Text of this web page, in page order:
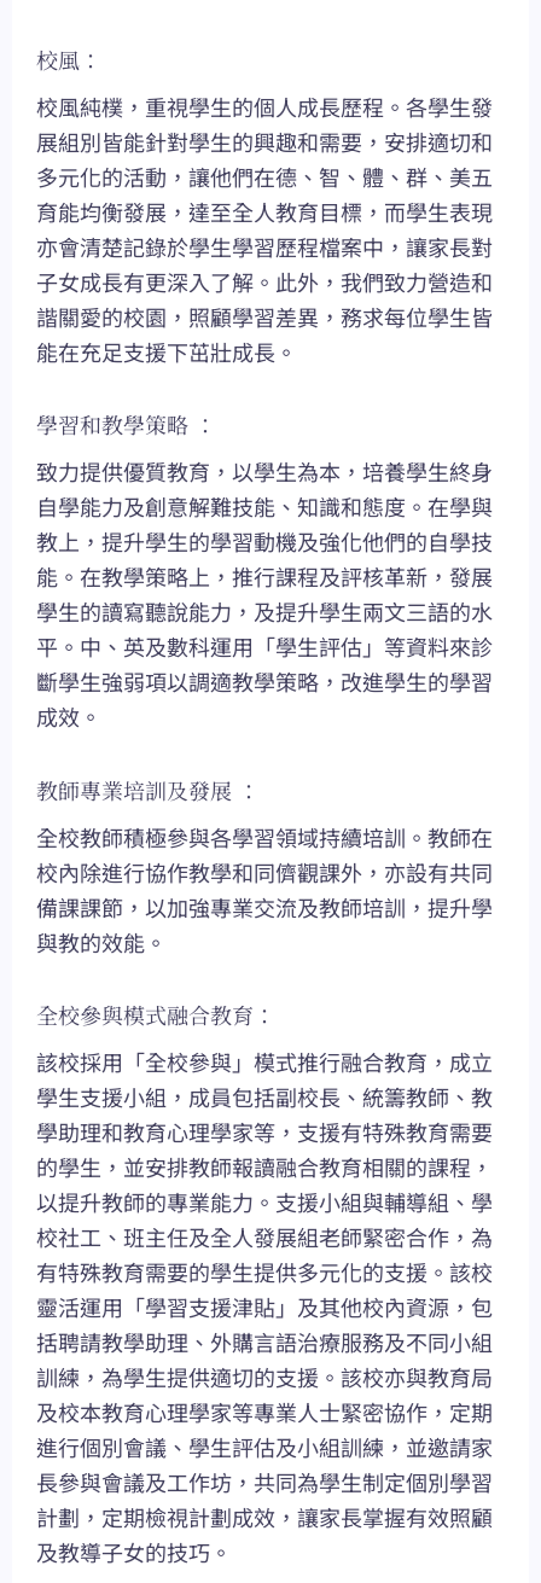
校風：
校風純樸，重視學生的個人成長歷程。各學生發
展組別皆能針對學生的興趣和需要，安排適切和
多元化的活動，讓他們在德、智、體、群、美五
育能均衡發展，達至全人教育目標，而學生表現
亦會清楚記錄於學生學習歷程檔案中，讓家長對
子女成長有更深入了解。此外，我們致力營造和
諧關愛的校園，照顧學習差異，務求每位學生皆
能在充足支援下茁壯成長。
學習和教學策略 ：
致力提供優質教育，以學生為本，培養學生終身
自學能力及創意解難技能、知識和態度。在學與
教上，提升學生的學習動機及強化他們的自學技
能。在教學策略上，推行課程及評核革新，發展
學生的讀寫聽說能力，及提升學生兩文三語的水
平。中、英及數科運用「學生評估」等資料來診
斷學生強弱項以調適教學策略，改進學生的學習
成效。
教師專業培訓及發展 ：
全校教師積極參與各學習領域持續培訓。教師在
校內除進行協作教學和同儕觀課外，亦設有共同
備課課節，以加強專業交流及教師培訓，提升學
與教的效能。
全校參與模式融合教育：
該校採用「全校參與」模式推行融合教育，成立
學生支援小組，成員包括副校長、統籌教師、教
學助理和教育心理學家等，支援有特殊教育需要
的學生，並安排教師報讀融合教育相關的課程，
以提升教師的專業能力。支援小組與輔導組、學
校社工、班主任及全人發展組老師緊密合作，為
有特殊教育需要的學生提供多元化的支援。該校
靈活運用「學習支援津貼」及其他校內資源，包
括聘請教學助理、外購言語治療服務及不同小組
訓練，為學生提供適切的支援。該校亦與教育局
及校本教育心理學家等專業人士緊密協作，定期
進行個別會議、學生評估及小組訓練，並邀請家
長參與會議及工作坊，共同為學生制定個別學習
計劃，定期檢視計劃成效，讓家長掌握有效照顧
及教導子女的技巧。